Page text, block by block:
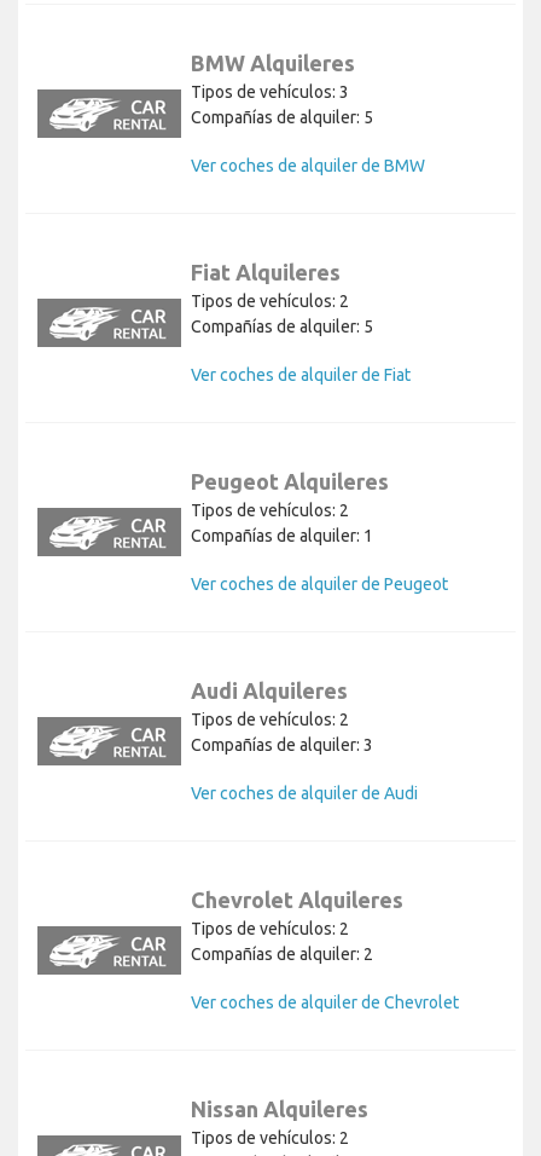
BMW Alquileres
Tipos de vehículos: 3
Compañías de alquiler: 5
Ver coches de alquiler de BMW
Fiat Alquileres
Tipos de vehículos: 2
Compañías de alquiler: 5
Ver coches de alquiler de Fiat
Peugeot Alquileres
Tipos de vehículos: 2
Compañías de alquiler: 1
Ver coches de alquiler de Peugeot
Audi Alquileres
Tipos de vehículos: 2
Compañías de alquiler: 3
Ver coches de alquiler de Audi
Chevrolet Alquileres
Tipos de vehículos: 2
Compañías de alquiler: 2
Ver coches de alquiler de Chevrolet
Nissan Alquileres
Tipos de vehículos: 2